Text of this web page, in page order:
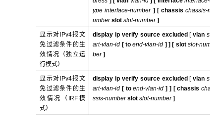
ype interface-number ] [ chassis chassis-n
umber slotslot-number]
显示对IPv4报文
免过滤条件的生
效情况（独立运
行模式）
display ip verify source excluded [vlan st
art-vlan-id [ to end-vlan-id ] ] [ slot slot-num
ber]
显示对IPv4报文
免过滤条件的生
效情况（IRF模
式）
display ip verify source excluded [vlan st
art-vlan-id [ to end-vlan-id ] ] [chassis cha
ssis-number slot slot-number]